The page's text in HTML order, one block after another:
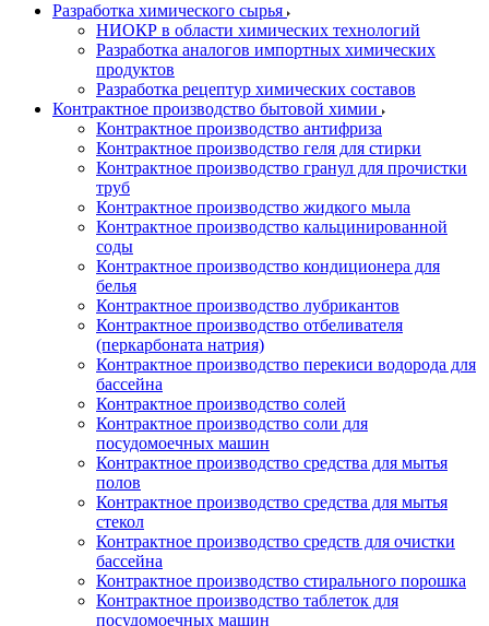
Разработка химического сырья
НИОКР в области химических технологий
Разработка аналогов импортных химических
продуктов
Разработка рецептур химических составов
Контрактное производство бытовой химии
Контрактное производство антифриза
Контрактное производство геля для стирки
Контрактное производство гранул для прочистки
труб
Контрактное производство жидкого мыла
Контрактное производство кальцинированной
соды
Контрактное производство кондиционера для
белья
Контрактное производство лубрикантов
Контрактное производство отбеливателя
(перкарбоната натрия)
Контрактное производство перекиси водорода для
бассейна
Контрактное производство солей
Контрактное производство соли для
посудомоечных машин
Контрактное производство средства для мытья
полов
Контрактное производство средства для мытья
стекол
Контрактное производство средств для очистки
бассейна
Контрактное производство стирального порошка
Контрактное производство таблеток для
посудомоечных машин